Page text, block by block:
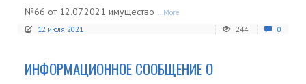
№66 от 12.07.2021 имущество ...More
12 июля 2021
244 0
ИНФОРМАЦИОННОЕ СООБЩЕНИЕ О